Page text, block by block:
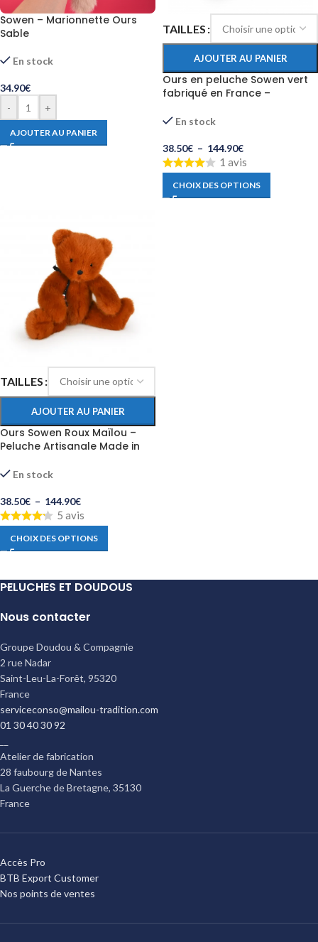
Sowen – Marionnette Ours
Sable
En stock
34.90€
-
+
AJOUTER AU PANIER
TAILLES
AJOUTER AU PANIER
Ours en peluche Sowen vert
fabriqué en France –
En stock
38.50€ – 144.90€
1 avis
CHOIX DES OPTIONS
TAILLES
AJOUTER AU PANIER
Ours Sowen Roux Maïlou –
Peluche Artisanale Made in
En stock
38.50€ – 144.90€
5 avis
CHOIX DES OPTIONS
PELUCHES ET DOUDOUS
Nous contacter
Groupe Doudou & Compagnie
2 rue Nadar
Saint-Leu-La-Forêt, 95320
France
serviceconso@mailou-tradition.com
01 30 40 30 92
Atelier de fabrication
28 faubourg de Nantes
La Guerche de Bretagne, 35130
France
Accès Pro
BTB Export Customer
Nos points de ventes